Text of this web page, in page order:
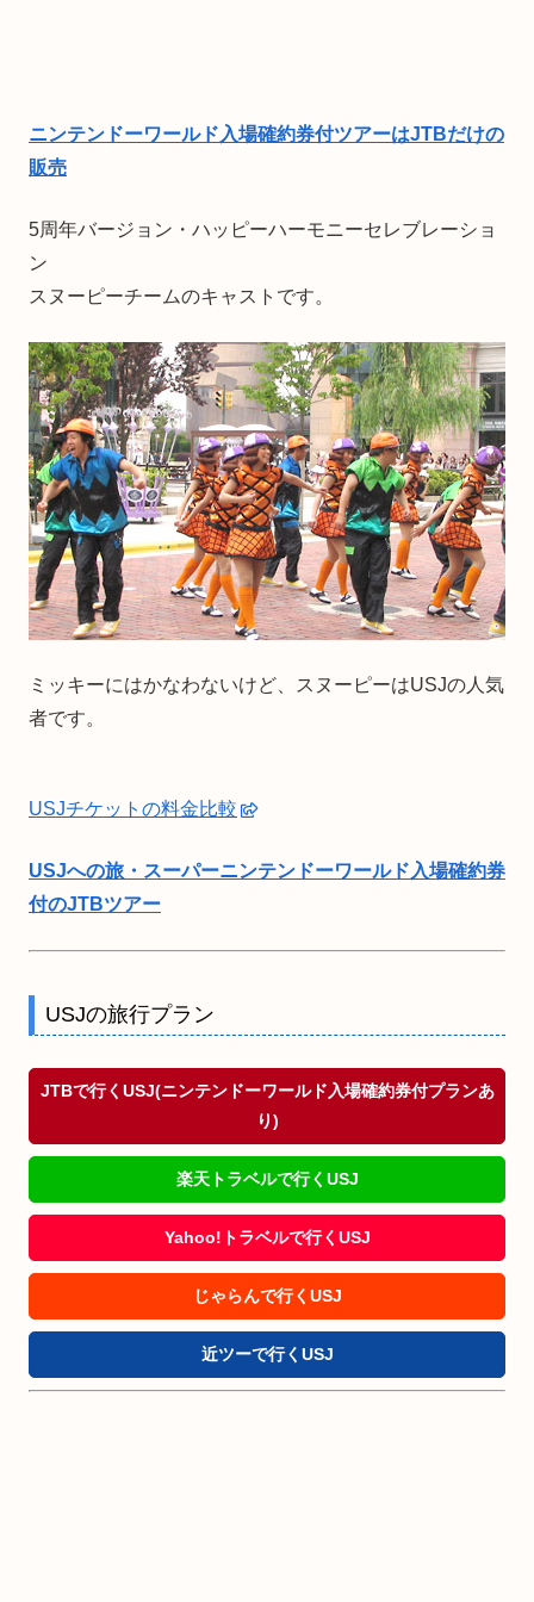
ニンテンドーワールド入場確約券付ツアーはJTBだけの
販売
5周年バージョン・ハッピーハーモニーセレブレーショ
ン
スヌーピーチームのキャストです。
ミッキーにはかなわないけど、スヌーピーはUSJの人気
者です。
USJチケットの料金比較
USJへの旅・スーパーニンテンドーワールド入場確約券
付のJTBツアー
USJの旅行プラン
JTBで行くUSJ(ニンテンドーワールド入場確約券付プランあ
り)
楽天トラベルで行くUSJ
Yahoo!トラベルで行くUSJ
じゃらんで行くUSJ
近ツーで行くUSJ